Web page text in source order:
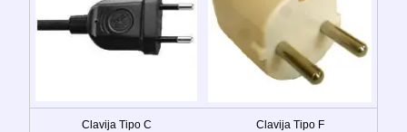
Clavija Tipo C Clavija Tipo F